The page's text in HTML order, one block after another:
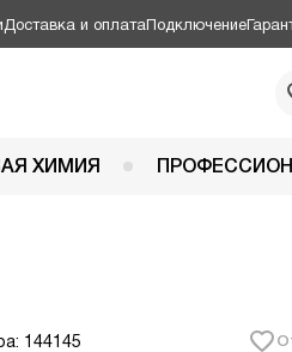
Доставка и оплатаПодключение
ХИМИЯ
144145